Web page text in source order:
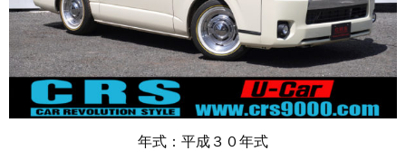
年式：平成３０年式